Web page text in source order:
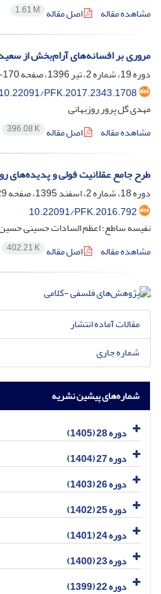
مشاهده مقاله
اصل مقاله 1.61 M
مروری بر افسانه‌های آرام‌بخش از سعید
دوره 19، شماره 2، تیر 1396، صفحه
170-180
10.22091/PFK.2017.2343.1708
مهدی گل پرور روزبهانی
مشاهده مقاله
اصل مقاله 396.08 K
طرح جامع عقلانیت فولی و پدیده‌های
دوره 18، شماره 2، اسفند 1395، صفحه
10.22091/PFK.2016.792
نفیسه ساطع؛ اعظم السادات حسینی حسین
مشاهده مقاله
اصل مقاله 402.21 K
مقالات آماده انتشار
شماره جاری
شماره‌های پیشین نشریه
دوره 28 (1405)
دوره 27 (1404)
دوره 26 (1403)
دوره 25 (1402)
دوره 24 (1401)
دوره 23 (1400)
دوره 22 (1399)